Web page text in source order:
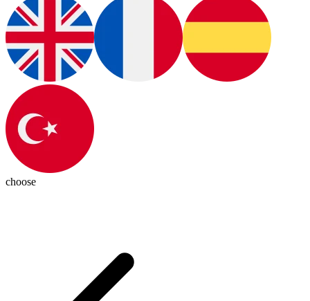
choose